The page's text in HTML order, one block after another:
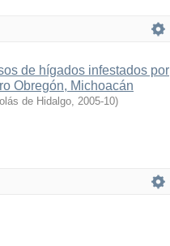
de hígados infestados por
Obregón, Michoacán
de Hidalgo, 2005-10)